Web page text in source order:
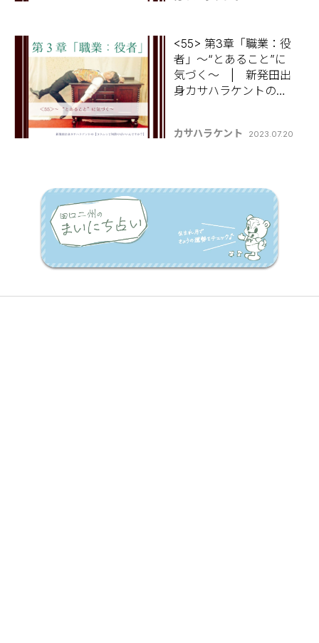
<55> 第3章「職業：役
者」～“とあること”に
気づく～ | 新発田出
身カサハラケントの
カサハラケント 2023.07.20